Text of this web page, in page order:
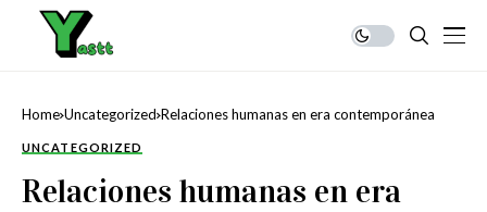
Home Uncategorized Relaciones humanas en era contemporánea
UNCATEGORIZED
Relaciones humanas en era